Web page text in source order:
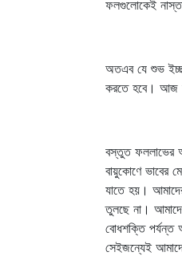
ফলগুলোকেই
অতএব যে শুভ
করতে হবে। আজ
বস্তুত ফললাভের
বায়ুকোণে ভাবের
যাতে হয়।
তুলছে না।
বোধশক্তি পর্যন্ত
সেইজন্যেই